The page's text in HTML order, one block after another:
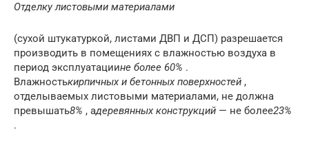
Отделку листовыми материалами
(сухой штукатуркой, листами ДВП и ДСП) разрешается
производить в помещениях с влажностью воздуха в
период эксплуатациине более 60% .
Влажностькирпичных и бетонных поверхностей ,
отделываемых листовыми материалами, не должна
превышать8% , адеревянных конструкций — не более23%
.